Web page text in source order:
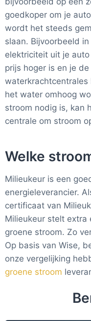
goedkoper om je
wordt het steeds
slaan. Bijvoorbeeld
elektriciteit uit je
prijs hoger is en je
waterkrachtcentrales
het water omhoog
stroom nodig is, kan
centrale om stroom
Welke
Milieukeur is een
energieleverancier.
certificaat van
Milieukeur stelt extra
groene stroom. Zo
Op basis van Wise,
onze vergelijking
groene stroom